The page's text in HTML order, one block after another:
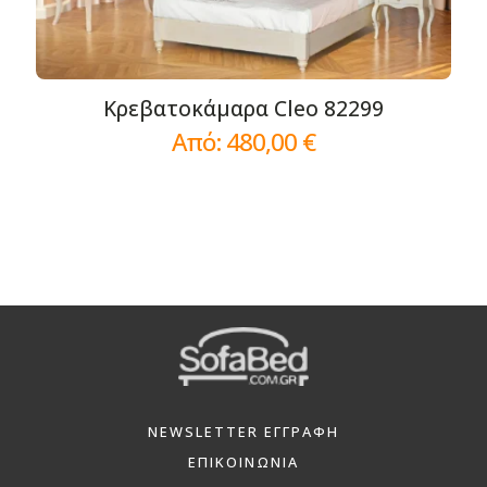
Κρεβατοκάμαρα Cleo 82299
Από:480,00€
επιλογές
μπορούν
να
επιλεγούν
NEWSLETTER ΕΓΓΡΑΦΗ
ΕΠΙΚΟΙΝΩΝΙΑ